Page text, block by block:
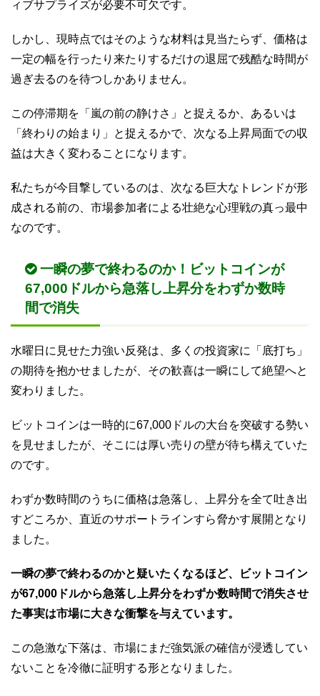
ィブサプライズが必要不可欠です。
しかし、現時点ではそのような材料は見当たらず、価格は
一定の幅を行ったり来たりするだけの退屈で残酷な時間が
過ぎ去るのを待つしかありません。
この停滞期を「嵐の前の静けさ」と捉えるか、あるいは
「終わりの始まり」と捉えるかで、次なる上昇局面での収
益は大きく変わることになります。
私たちが今目撃しているのは、次なる巨大なトレンドが形
成される前の、市場参加者による壮絶な心理戦の真っ最中
なのです。
一瞬の夢で終わるのか！ビットコインが
67,000ドルから急落し上昇分をわずか数時
間で消失
水曜日に見せた力強い反発は、多くの投資家に「底打ち」
の期待を抱かせましたが、その歓喜は一瞬にして絶望へと
変わりました。
ビットコインは一時的に67,000ドルの大台を突破する勢い
を見せましたが、そこには厚い売りの壁が待ち構えていた
のです。
わずか数時間のうちに価格は急落し、上昇分を全て吐き出
すどころか、直近のサポートラインすら脅かす展開となり
ました。
一瞬の夢で終わるのかと疑いたくなるほど、ビットコイン
が67,000ドルから急落し上昇分をわずか数時間で消失させ
た事実は市場に大きな衝撃を与えています。
この急激な下落は、市場にまだ強気派の確信が浸透してい
ないことを冷徹に証明する形となりました。